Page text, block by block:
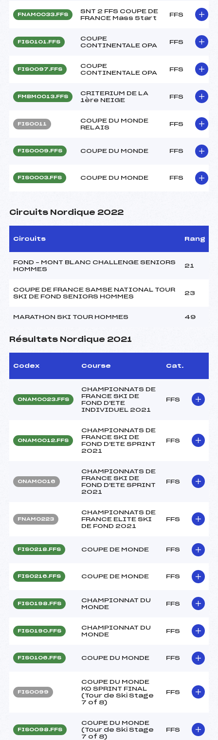
FNAM0033.FFS
SNT 2 FFS COUPE DE
FRANCE Mass Start
FFS
FIS0101.FFS
COUPE
CONTINENTALE OPA
FFS
FIS0097.FFS
COUPE
CONTINENTALE OPA
FFS
FMBM0013.FFS
CRITERIUM DE LA
1ère NEIGE
FFS
FIS0011
COUPE DU MONDE
RELAIS
FFS
FIS0009.FFS COUPE DU MONDE FFS
FIS0003.FFS COUPE DU MONDE FFS
Circuits Nordique 2022
Circuits Rang
FOND – MONT BLANC CHALLENGE SENIORS
HOMMES
21
COUPE DE FRANCE SAMSE NATIONAL TOUR
SKI DE FOND SENIORS HOMMES
23
MARATHON SKI TOUR HOMMES 49
Résultats Nordique 2021
Codex Course Cat.
ONAM0023.FFS
CHAMPIONNATS DE
FRANCE SKI DE
FOND D'ETE
INDIVIDUEL 2021
FFS
ONAM0012.FFS
CHAMPIONNATS DE
FRANCE SKI DE
FOND D'ETE SPRINT
2021
FFS
ONAM0016
CHAMPIONNATS DE
FRANCE SKI DE
FOND D'ETE SPRINT
2021
FFS
FNAM0223
CHAMPIONNATS DE
FRANCE ELITE SKI
DE FOND 2021
FFS
FIS0218.FFS COUPE DE MONDE FFS
FIS0216.FFS COUPE DE MONDE FFS
FIS0198.FFS
CHAMPIONNAT DU
MONDE
FFS
FIS0190.FFS
CHAMPIONNAT DU
MONDE
FFS
FIS0106.FFS COUPE DU MONDE FFS
FIS0099
COUPE DU MONDE
KO SPRINT FINAL
(Tour de Ski Stage
7 of 8)
FFS
FIS0098.FFS
COUPE DU MONDE
(Tour de Ski Stage
7 of 8)
FFS